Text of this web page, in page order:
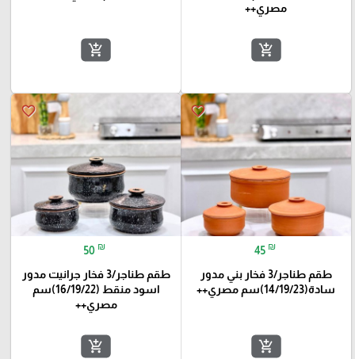
مصري++
add_shopping_cart
add_shopping_cart
favorite_border
45 ₪
طقم طناجر/3 فخار بني مدور
سادة(14/19/23)سم مصري++
add_shopping_cart
favorite_border
50 ₪
طقم طناجر/3 فخار جرانيت مدور
اسود منقط (16/19/22)سم
مصري++
add_shopping_cart